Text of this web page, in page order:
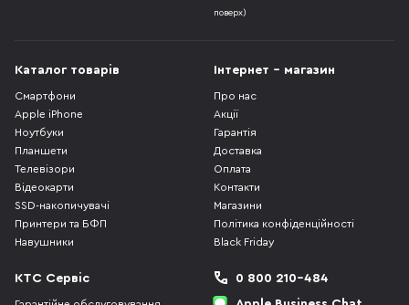
поверх)
Каталог товарів
Смартфони
Apple iPhone
Ноутбуки
Планшети
Телевізори
Відеокарти
SSD-накопичувачі
Принтери та БФП
Навушники
Інтернет - магазин
Про нас
Акції
Гарантія
Доставка
Оплата
Контакти
Магазини
Політика конфіденційності
Black Friday
КТС Сервіс
0 800 210-484